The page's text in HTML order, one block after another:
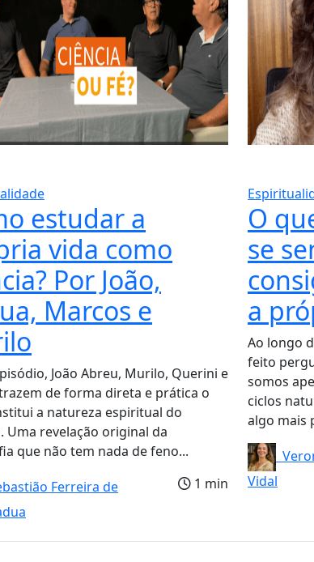
estudar a
vida como
Por João,
Marcos e
João Abreu, Murilo, Querini e
de forma direta e prática o
a natureza espiritual do
Uma revelação original da
que não tem nada de feno...
Ferreira de
1 min
O
se
a
Ao longo
feito
somos
ciclos
algo mais
Vidal